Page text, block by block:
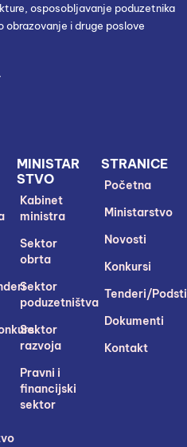
osposobljavanje poduzetnika
obrazovanje i druge poslove
STRANICE
Početna
Ministarstvo
Novosti
Konkursi
Tenderi/
Dokumenti
Kontakt
MINISTAR
STVO
Kabinet
ministra
Sektor
obrta
Sektor
poduzetništva
Sektor
razvoja
Pravni i
financijski
sektor